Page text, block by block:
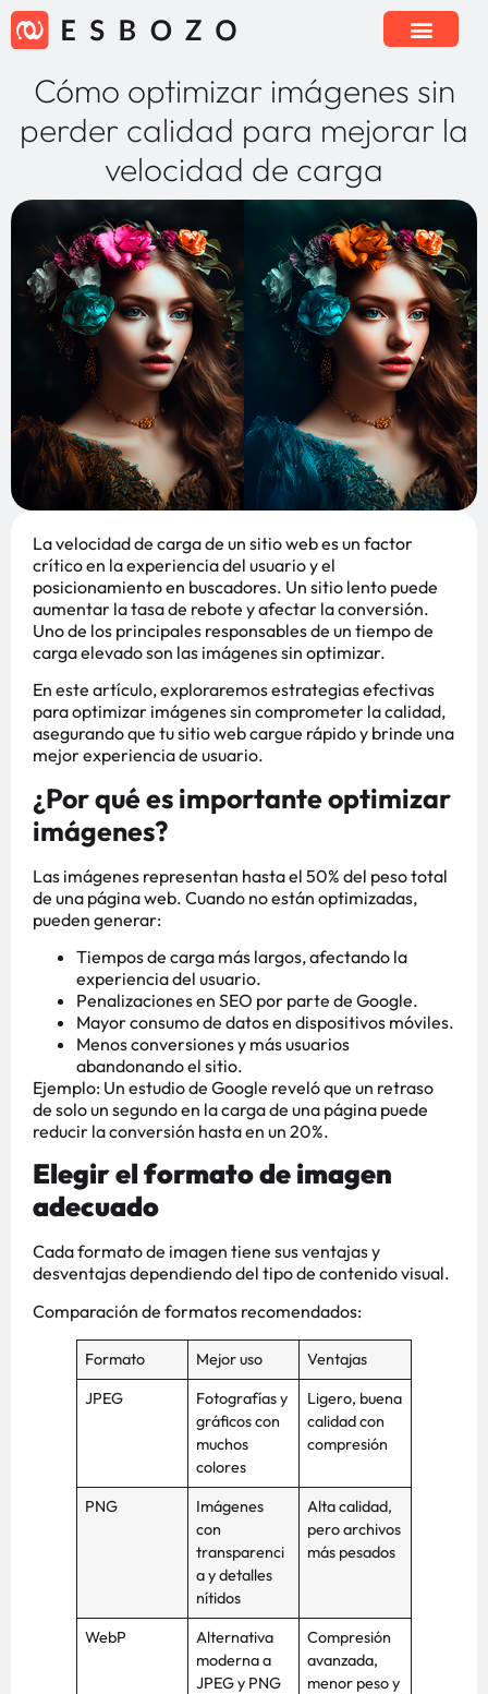
Cómo optimizar imágenes sin
perder calidad para mejorar la
velocidad de carga
La velocidad de carga de un sitio web es un factor
crítico en la experiencia del usuario y el
posicionamiento en buscadores. Un sitio lento puede
aumentar la tasa de rebote y afectar la conversión.
Uno de los principales responsables de un tiempo de
carga elevado son las imágenes sin optimizar.
En este artículo, exploraremos estrategias efectivas
para optimizar imágenes sin comprometer la calidad,
asegurando que tu sitio web cargue rápido y brinde una
mejor experiencia de usuario.
¿Por qué es importante optimizar
imágenes?
Las imágenes representan hasta el 50% del peso total
de una página web. Cuando no están optimizadas,
pueden generar:
Tiempos de carga más largos, afectando la
experiencia del usuario.
Penalizaciones en SEO por parte de Google.
Mayor consumo de datos en dispositivos móviles.
Menos conversiones y más usuarios
abandonando el sitio.
Ejemplo: Un estudio de Google reveló que un retraso
de solo un segundo en la carga de una página puede
reducir la conversión hasta en un 20%.
Elegir el formato de imagen
adecuado
Cada formato de imagen tiene sus ventajas y
desventajas dependiendo del tipo de contenido visual.
Comparación de formatos recomendados:
Formato Mejor uso
Ventajas
JPEG
Fotografías y
gráficos con
muchos
colores
Ligero, buena
calidad con
compresión
PNG
Imágenes
con
transparenci
a y detalles
nítidos
Alta calidad,
pero archivos
más pesados
WebP
Alternativa
moderna a
JPEG y PNG
Compresión
avanzada,
menor peso y